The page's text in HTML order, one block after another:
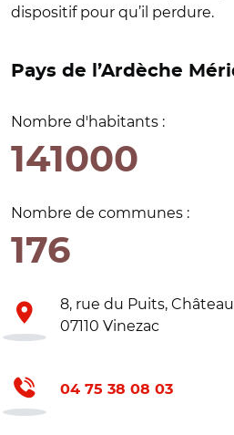
dispositif pour qu’il perdure.
Pays de l’Ardèche
Nombre d'habitants :
141000
Nombre de communes :
176
8, rue du Puits,
07110 Vinezac
04 75 38 08 03